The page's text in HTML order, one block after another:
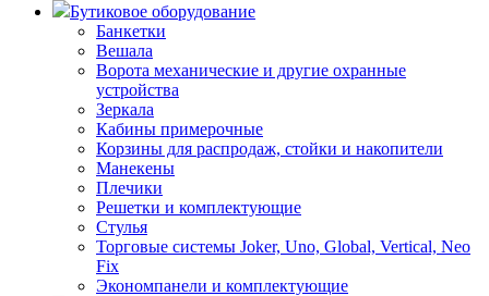
Бутиковое оборудование
Банкетки
Вешала
Ворота механические и другие охранные
устройства
Зеркала
Кабины примерочные
Корзины для распродаж, стойки и накопители
Манекены
Плечики
Решетки и комплектующие
Стулья
Торговые системы Joker, Uno, Global, Vertical, Neo
Fix
Экономпанели и комплектующие